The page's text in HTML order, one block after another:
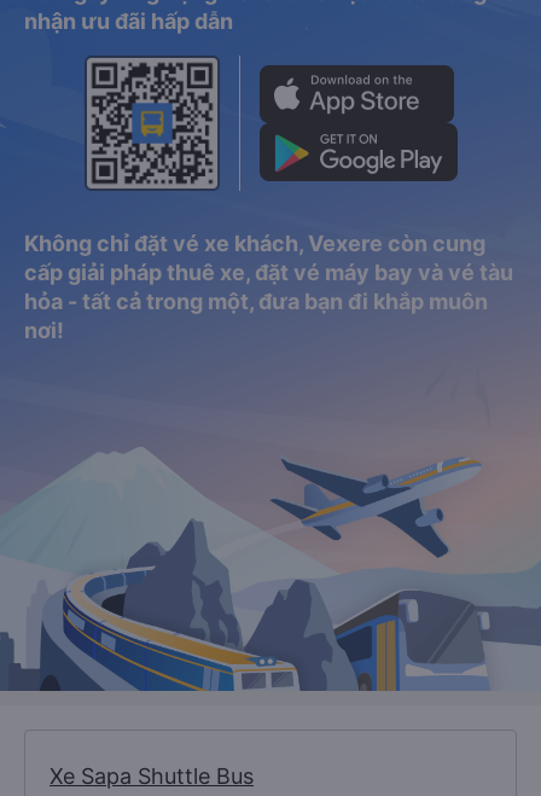
nhận ưu đãi hấp dẫn
Không chỉ đặt vé xe khách, Vexere còn cung
cấp giải pháp thuê xe, đặt vé máy bay và vé tàu
hỏa - tất cả trong một, đưa bạn đi khắp muôn
nơi!
Xe Sapa Shuttle Bus